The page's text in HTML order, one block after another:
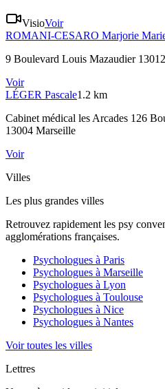
VisioVoir
ROMANI-CESARO Marjorie
9 Boulevard Louis Mazaudier
Voir
LÉGER Pascale1.2 km
Cabinet médical les Arcades 126
13004 Marseille
Voir
Villes
Les plus grandes villes
Retrouvez rapidement les psy
agglomérations françaises.
Psychologues à Paris
Psychologues à Marseille
Psychologues à Lyon
Psychologues à Toulouse
Psychologues à Nice
Psychologues à Nantes
Voir toutes les villes
Lettres